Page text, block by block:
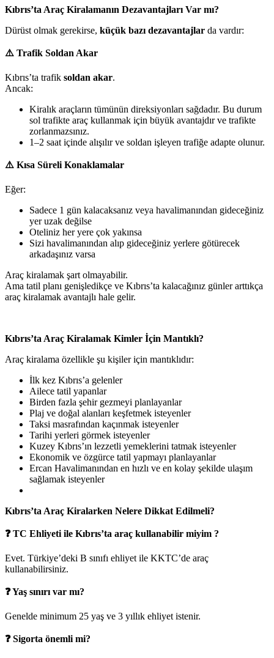
Kıbrıs’ta Araç Kiralamanın Dezavantajları Var mı?
Dürüst olmak gerekirse, küçük bazı dezavantajlar da vardır:
⚠️ Trafik Soldan Akar
Kıbrıs’ta trafik soldan akar.
Ancak:
Kiralık araçların tümünün direksiyonları sağdadır. Bu durum
sol trafikte araç kullanmak için büyük avantajdır ve trafikte
zorlanmazsınız.
1–2 saat içinde alışılır ve soldan işleyen trafiğe adapte olunur.
⚠️ Kısa Süreli Konaklamalar
Eğer:
Sadece 1 gün kalacaksanız veya havalimanından gideceğiniz
yer uzak değilse
Oteliniz her yere çok yakınsa
Sizi havalimanından alıp gideceğiniz yerlere götürecek
arkadaşınız varsa
Araç kiralamak şart olmayabilir.
Ama tatil planı genişledikçe ve Kıbrıs’ta kalacağınız günler arttıkça
araç kiralamak avantajlı hale gelir.
Kıbrıs’ta Araç Kiralamak Kimler İçin Mantıklı?
Araç kiralama özellikle şu kişiler için mantıklıdır:
İlk kez Kıbrıs’a gelenler
Ailece tatil yapanlar
Birden fazla şehir gezmeyi planlayanlar
Plaj ve doğal alanları keşfetmek isteyenler
Taksi masrafından kaçınmak isteyenler
Tarihi yerleri görmek isteyenler
Kuzey Kıbrıs’ın lezzetli yemeklerini tatmak isteyenler
Ekonomik ve özgürce tatil yapmayı planlayanlar
Ercan Havalimanından en hızlı ve en kolay şekilde ulaşım
sağlamak isteyenler
Kıbrıs’ta Araç Kiralarken Nelere Dikkat Edilmeli?
❓TC Ehliyeti ile Kıbrıs’ta araç kullanabilir miyim ?
Evet. Türkiye’deki B sınıfı ehliyet ile KKTC’de araç
kullanabilirsiniz.
❓Yaş sınırı var mı?
Genelde minimum 25 yaş ve 3 yıllık ehliyet istenir.
❓Sigorta önemli mi?